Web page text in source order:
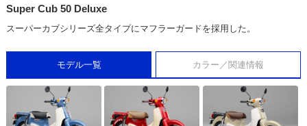
Super Cub 50 Deluxe
スーパーカブシリーズ全タイプにマフラーガードを採用した。
モデル一覧 カラー／関連情報